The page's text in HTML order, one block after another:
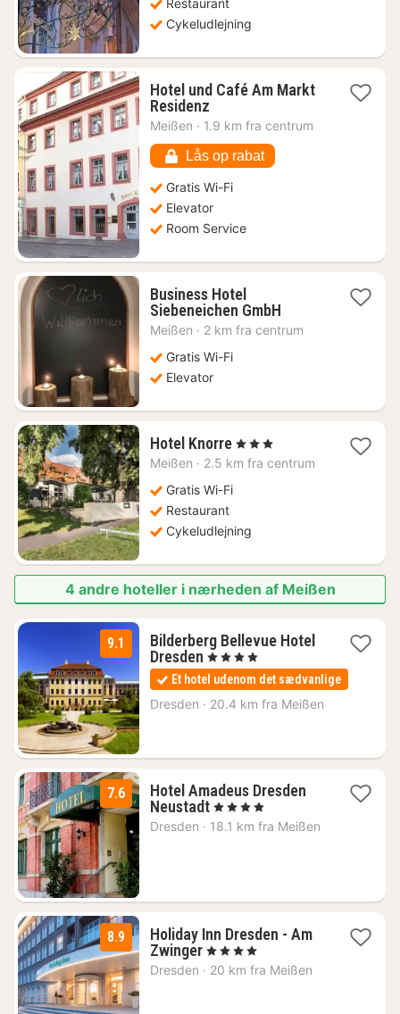
Restaurant
Cykeludlejning
Hotel und Café Am Markt
Residenz1
nat
600
kr.
Meißen · 1.9 km fra centrum
Lås op rabat
Gratis Wi-Fi
Elevator
Room Service
Business Hotel
Siebeneichen GmbH1
nat
Meißen · 2 km fra centrum
Gratis Wi-Fi
Elevator
Hotel Knorre1
nat
, 3 Stjerner
Meißen · 2.5 km fra centrum
Gratis Wi-Fi
Restaurant
Cykeludlejning
4 andre hoteller i nærheden af Meißen
9.1
Bilderberg Bellevue Hotel
Dresden 1
nat
fra
745
, 4 Stjerner
Et hotel udenom det sædvanlige
Dresden · 20.4 km fra Meißen
7.6
Hotel Amadeus Dresden
Neustadt1
nat
, 4 Stjerner
Dresden · 18.1 km fra Meißen
8.9
Holiday Inn Dresden - Am
Zwinger1
nat
, 4 Stjerner
Dresden · 20 km fra Meißen